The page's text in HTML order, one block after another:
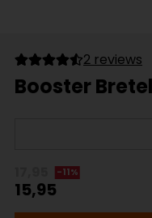
2 reviews
Booster
-11%
15,95